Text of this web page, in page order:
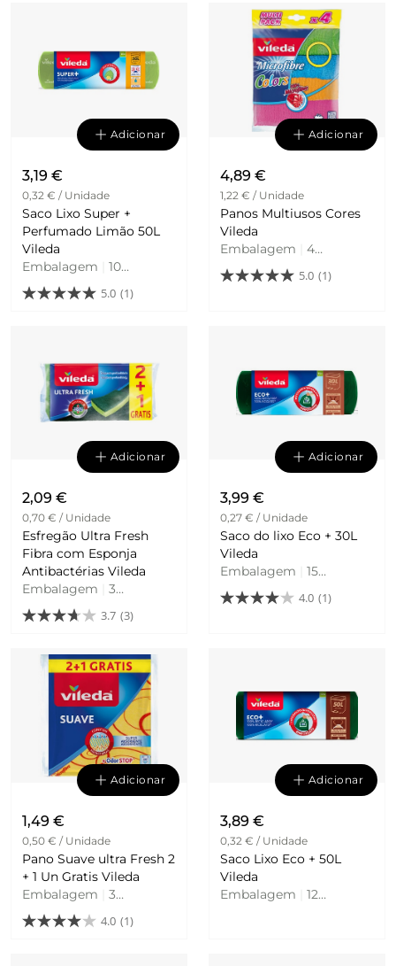
Adicionar
3,19 €
0,32 € / Unidade
Saco Lixo Super +
Perfumado Limão 50L
Vileda
Embalagem
10
Unidades
5.0 (1)
Adicionar
4,89 €
1,22 € / Unidade
Panos Multiusos Cores
Vileda
Embalagem
4
Unidades
5.0 (1)
Adicionar
2,09 €
0,70 € / Unidade
Esfregão Ultra Fresh
Fibra com Esponja
Antibactérias Vileda
Embalagem
3
Unidades
3.7 (3)
Adicionar
3,99 €
0,27 € / Unidade
Saco do lixo Eco + 30L
Vileda
Embalagem
15
Unidades
4.0 (1)
Adicionar
1,49 €
0,50 € / Unidade
Pano Suave ultra Fresh 2
+ 1 Un Gratis Vileda
Embalagem
3
Unidades
4.0 (1)
Adicionar
3,89 €
0,32 € / Unidade
Saco Lixo Eco + 50L
Vileda
Embalagem
12